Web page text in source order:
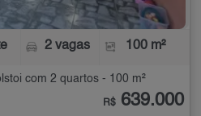
2 vagas 100 m²
com 2 quartos - 100 m²
R$ 639.000